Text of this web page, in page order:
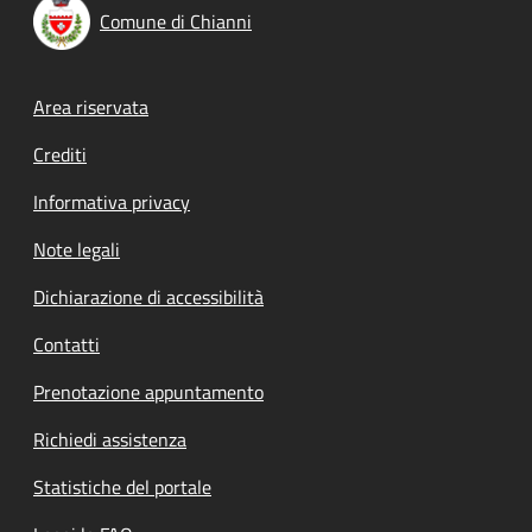
Comune di Chianni
Footer menu
Area riservata
Crediti
Informativa privacy
Note legali
Dichiarazione di accessibilità
Contatti
Prenotazione appuntamento
Richiedi assistenza
Statistiche del portale